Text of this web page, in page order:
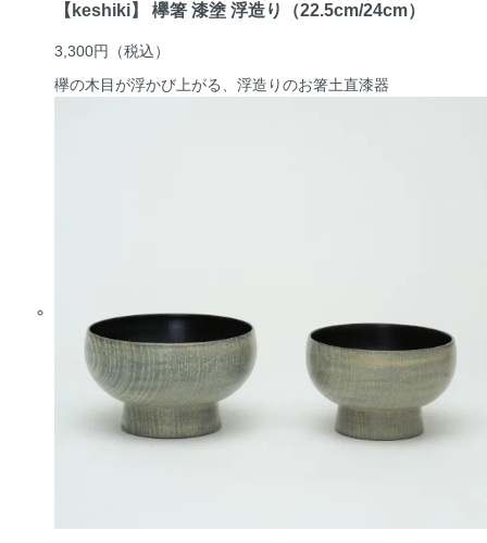
【keshiki】 欅箸 漆塗 浮造り（22.5cm/24cm）
3,300円
（税込）
欅の木目が浮かび上がる、浮造りのお箸土直漆器